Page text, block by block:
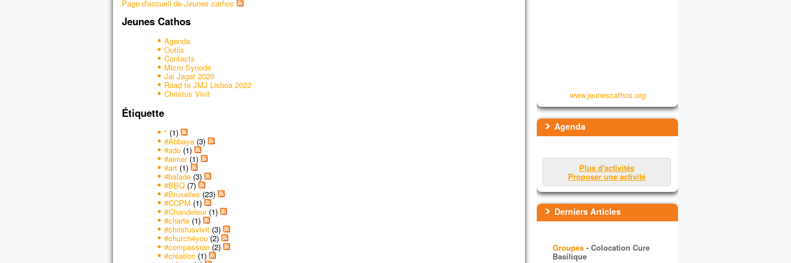
Page d'accueil de Jeunes cathos
Jeunes Cathos
Agenda
Outils
Contacts
Micro Synode
Jai Jagat 2020
Road to JMJ Lisboa 2022
Christus Vivit
Étiquette
" (1)
#Abbaye(3)
#ado(1)
#aimer(1)
#art(1)
#balade(3)
#BBQ(7)
#Bruxelles (23)
#CCPM (1)
#Chandeleur(1)
#charte(1)
#christusvivit(3)
#church4you(2)
#compassion(2)
#création(1)
www.jeunescathos.org
Agenda
Plus d'activités
Proposer une activité
Derniers Articles
Groupes - Colocation Cure
Basilique